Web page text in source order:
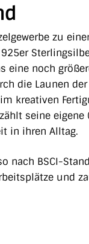
zu
eine noch
die Launen
kreativen
seine eigene
in ihren Alltag.
nach BSCI-
und